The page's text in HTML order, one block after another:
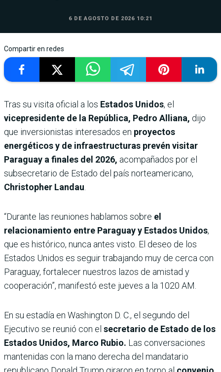
6 DE AGOSTO DE 2026 10:21
Compartir en redes
Tras su visita oficial a los Estados Unidos, el
vicepresidente de la República, Pedro Alliana, dijo
que inversionistas interesados en proyectos
energéticos y de infraestructuras prevén visitar
Paraguay a finales del 2026, acompañados por el
subsecretario de Estado del país norteamericano,
Christopher Landau
“Durante las reuniones hablamos sobre el
relacionamiento entre Paraguay y Estados Unidos,
que es histórico, nunca antes visto. El deseo de los
Estados Unidos es seguir trabajando muy de cerca con
Paraguay, fortalecer nuestros lazos de amistad y
cooperación”, manifestó este jueves a la 1020 AM.
En su estadía en Washington D. C., el segundo del
Ejecutivo se reunió con el secretario de Estado de los
Estados Unidos, Marco Rubio. Las conversaciones
mantenidas con la mano derecha del mandatario